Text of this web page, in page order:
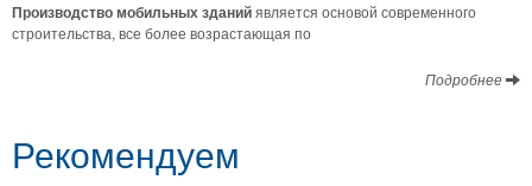
Производство мобильных зданийявляется основой современного
строительства, все более возрастающая по
Подробнее
Рекомендуем